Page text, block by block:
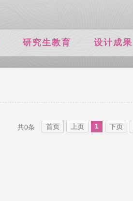
研究生教育 设计成果
共0条 首页 上页 1 下页